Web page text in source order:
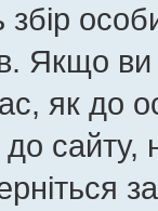
Якщо
як до